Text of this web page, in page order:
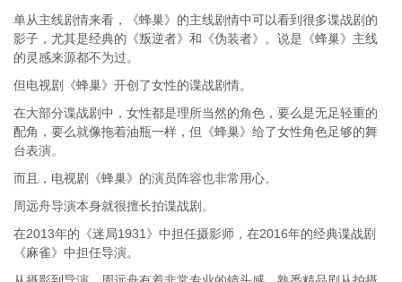
单从主线剧情来看，《蜂巢》的主线剧情中可以看到很多谍战剧的
影子，尤其是经典的《叛逆者》和《伪装者》。说是《蜂巢》主线
的灵感来源都不为过。
但电视剧《蜂巢》开创了女性的谍战剧情。
在大部分谍战剧中，女性都是理所当然的角色，要么是无足轻重的
配角，要么就像拖着油瓶一样，但《蜂巢》给了女性角色足够的舞
台表演。
而且，电视剧《蜂巢》的演员阵容也非常用心。
周远舟导演本身就很擅长拍谍战剧。
在2013年的《迷局1931》中担任摄影师，在2016年的经典谍战剧
《麻雀》中担任导演。